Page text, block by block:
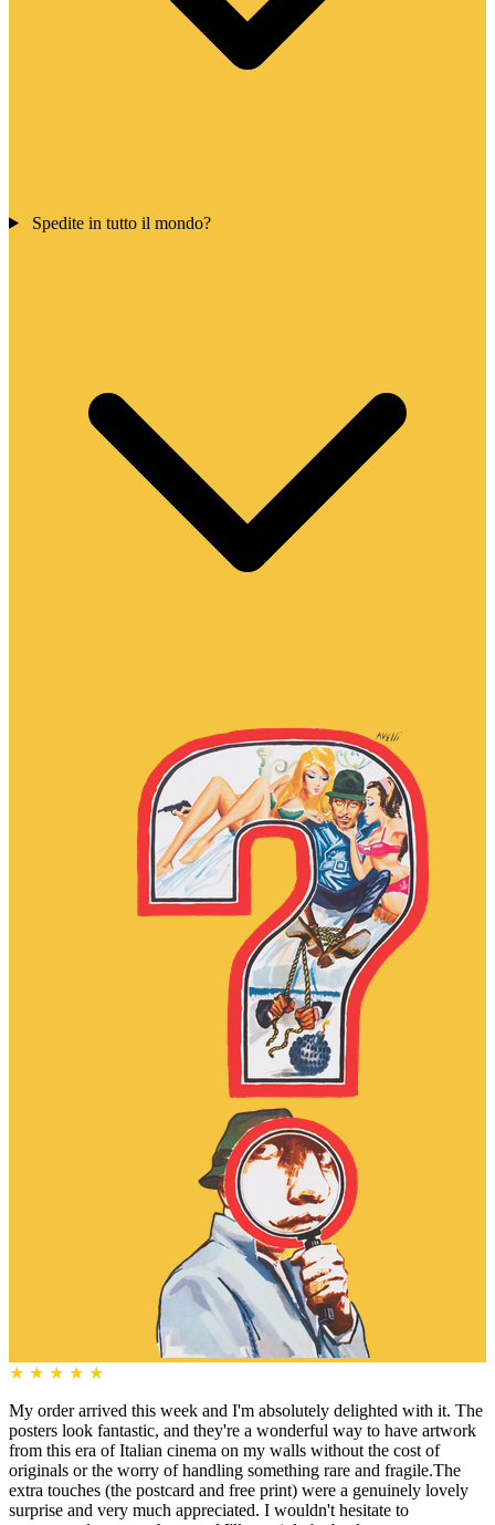
Spedite in tutto il mondo?
★ ★ ★ ★ ★
My order arrived this week and I'm absolutely delighted with it. The
posters look fantastic, and they're a wonderful way to have artwork
from this era of Italian cinema on my walls without the cost of
originals or the worry of handling something rare and fragile.The
extra touches (the postcard and free print) were a genuinely lovely
surprise and very much appreciated. I wouldn't hesitate to